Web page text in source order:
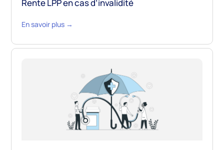
Rente LPP en cas d’invalidité
En savoir plus →